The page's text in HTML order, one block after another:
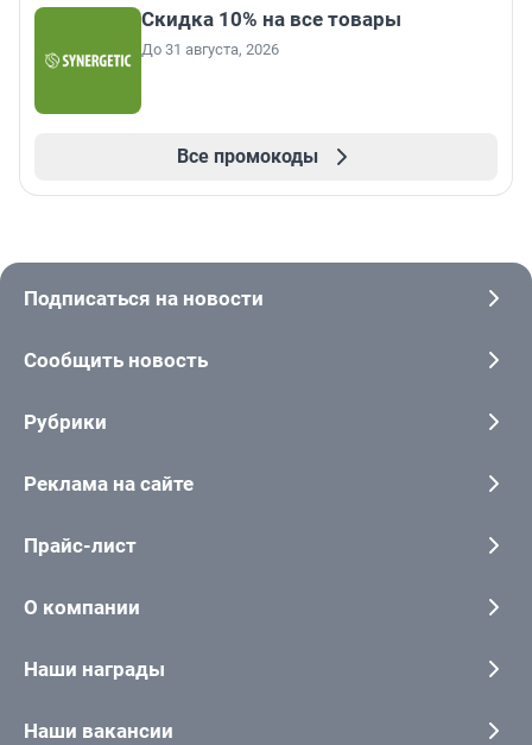
Скидка 10% на все товары
До 31 августа, 2026
Все промокоды
Подписаться на новости
Сообщить новость
Рубрики
Реклама на сайте
Прайс-лист
О компании
Наши награды
Наши вакансии